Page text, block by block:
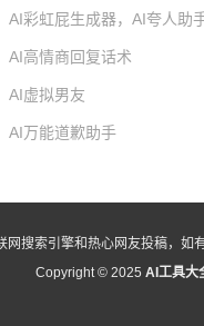
AI彩虹屁生成器，AI夸人助
AI高情商回复话术
AI虚拟男友
AI万能道歉助手
搜索引擎和热心网友投稿，如
Copyright © 2025 AI工具大